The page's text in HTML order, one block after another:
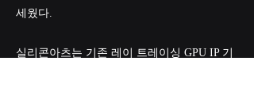
세웠다.
실리콘아츠는 기존 레이 트레이싱 GPU IP 기